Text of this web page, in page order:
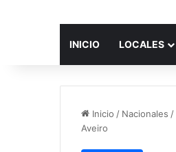
INICIO LOCALES
Inicio / Nacionales /
Aveiro